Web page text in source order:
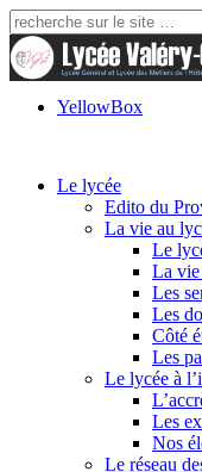
Recherche:
YellowBox
Le lycée
Edito du
La vie au
Le
La vie
Les
Les
Côté
Les
Le lycée à
Les
Nos
Le réseau